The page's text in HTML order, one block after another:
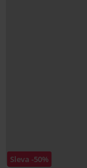
Sleva -50%